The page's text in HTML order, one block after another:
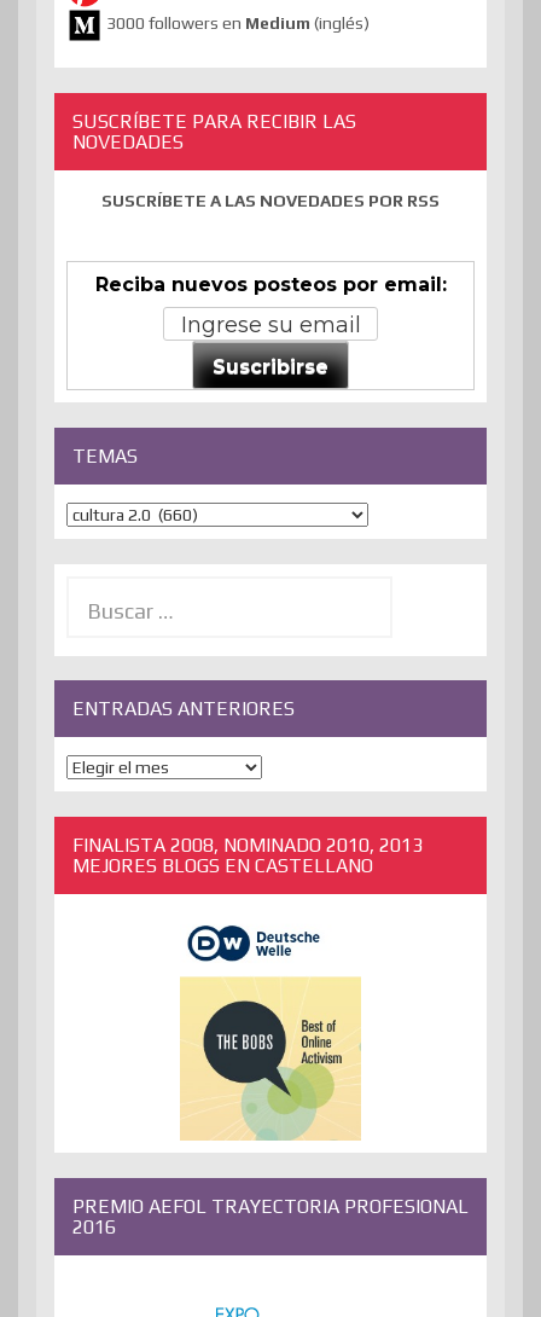
3000 followers en Medium (inglés)
SUSCRÍBETE PARA RECIBIR LAS
NOVEDADES
SUSCRÍBETE A LAS NOVEDADES POR RSS
Reciba nuevos posteos por email:
Suscribirse
TEMAS
Temas
ENTRADAS ANTERIORES
ENTRADAS
ANTERIORES
FINALISTA 2008, NOMINADO 2010, 2013
MEJORES BLOGS EN CASTELLANO
PREMIO AEFOL TRAYECTORIA PROFESIONAL
2016